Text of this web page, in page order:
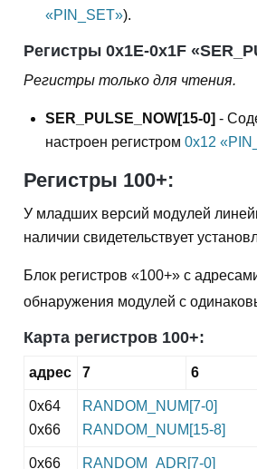
«PIN_SET»).
Регистры 0x1E-0x1F
Регистры только для чтения.
SER_PULSE_NOW[15-0] -
настроен регистром 0x12
Регистры 100+:
У младших версий модулей
наличии свидетельствует
Блок регистров «100+» с
обнаружения модулей с
Карта регистров 100+:
адрес 7 6
0x64
0x66
RANDOM_NUM[7-0]
RANDOM_NUM[15-8]
0x66 RANDOM_ADR[7-0]